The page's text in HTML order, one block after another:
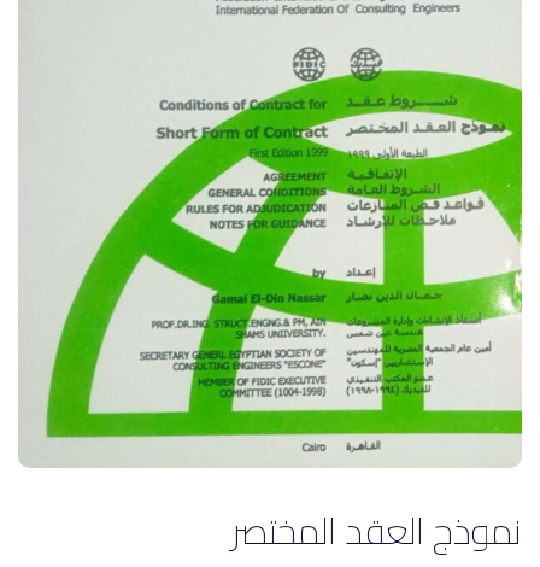
نموذج العقد المختصر